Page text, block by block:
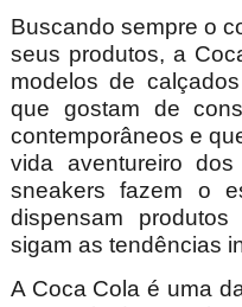
Buscando sempre o
seus produtos, a
modelos de
que gostam de
contemporâneos e
vida aventureiro
sneakers fazem o
dispensam
sigam as tendências
A Coca Cola é uma